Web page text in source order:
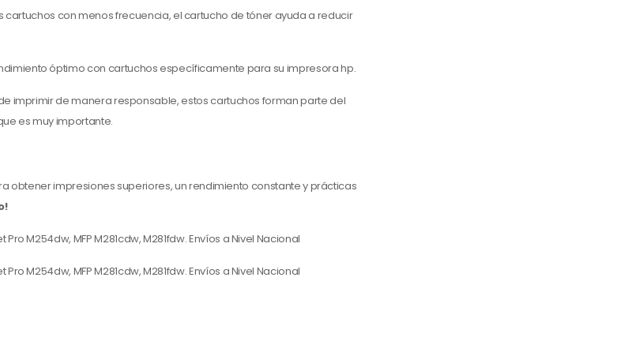
con menos frecuencia, el cartucho de tóner ayuda a reducir
óptimo con cartuchos específicamente para su impresora hp.
imprimir de manera responsable, estos cartuchos forman parte del
es muy importante.
obtener impresiones superiores, un rendimiento constante y prácticas